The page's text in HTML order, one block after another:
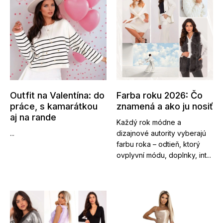
Outfit na Valentína: do
práce, s kamarátkou
aj na rande
...
Farba roku 2026: Čo
znamená a ako ju nosiť
Každý rok módne a
dizajnové autority vyberajú
farbu roka – odtieň, ktorý
ovplyvní módu, doplnky, int...